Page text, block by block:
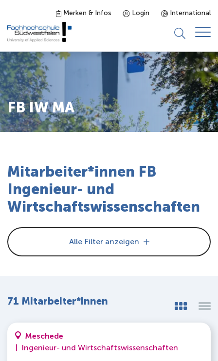
Merken & Infos Login International
Studieninteressierte
Studienangebot
Studierende
Karriere
FB IW MA
Mitarbeiter*innen FB
Ingenieur- und
Wirtschaftswissenschaften
Alle Filter anzeigen
71 Mitarbeiter*innen
Meschede
| Ingenieur- und Wirtschaftswissenschaften